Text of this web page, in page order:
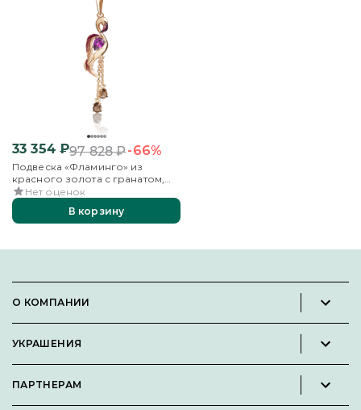
33 354₽97 828₽-66%
Подвеска «Фламинго» из
красного золота с гранатом,
кварцем дымчатым и эмалью
Нет оценок
В корзину
О КОМПАНИИ
Вакансии
УКРАШЕНИЯ
Кольца
ПАРТНЕРАМ